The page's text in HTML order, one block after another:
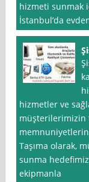
hizmeti sunmak
İstanbul’da
hizmetler ve
müşterilerimizin
Taşıma olarak,
sunma
ekipmanla